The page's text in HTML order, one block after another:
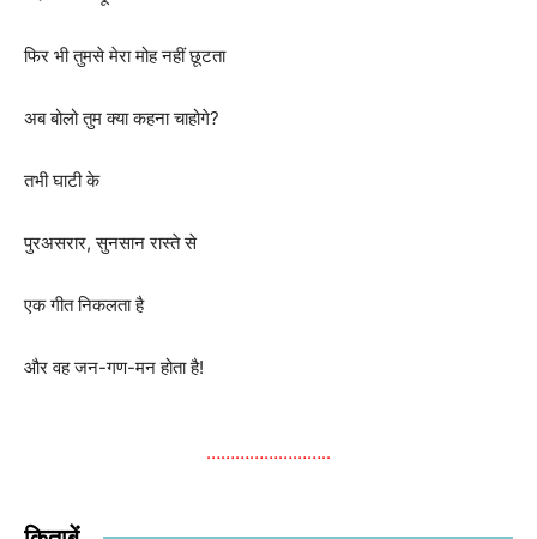
फिर भी तुमसे मेरा मोह नहीं छूटता
अब बोलो तुम क्या कहना चाहोगे?
तभी घाटी के
पुरअसरार, सुनसान रास्ते से
एक गीत निकलता है
और वह जन-गण-मन होता है!
……………………..